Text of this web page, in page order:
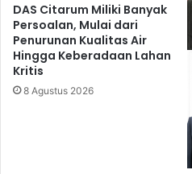
DAS Citarum Miliki Banyak
Persoalan, Mulai dari
Penurunan Kualitas Air
Hingga Keberadaan Lahan
Kritis
8 Agustus 2026